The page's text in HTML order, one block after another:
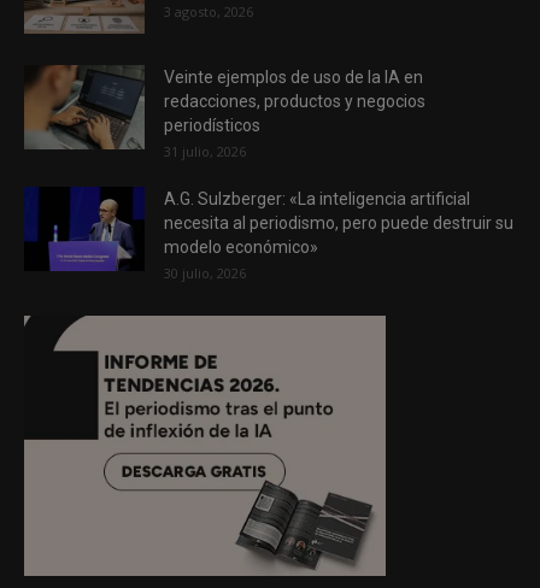
3 agosto, 2026
Veinte ejemplos de uso de la IA en
redacciones, productos y negocios
periodísticos
31 julio, 2026
A.G. Sulzberger: «La inteligencia artificial
necesita al periodismo, pero puede destruir su
modelo económico»
30 julio, 2026